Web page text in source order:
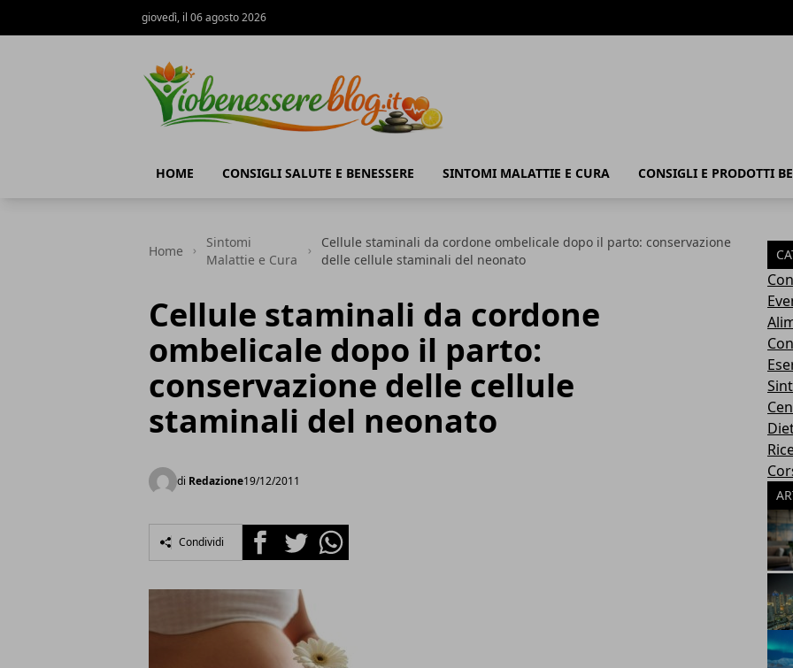
giovedì, il 06 agosto 2026
HOME CONSIGLI SALUTE E BENESSERE SINTOMI MALATTIE E CURA CONSIGLI E PRODOTTI
Home
Sintomi
Malattie e Cura
Cellule staminali da cordone ombelicale dopo il parto: conservazione
delle cellule staminali del neonato
Cellule staminali da cordone
ombelicale dopo il parto:
conservazione delle cellule
staminali del neonato
di Redazione19/12/2011
Condividi FacebookTwitterWhatsapp